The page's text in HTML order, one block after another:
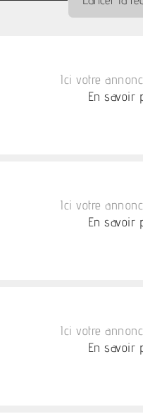
Ici votre
En savoir
Ici votre
En savoir
Ici votre
En savoir